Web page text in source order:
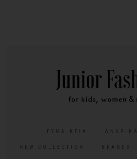
ΓΥΝΑΙΚΕΊΑ ΑΝΔΡΙΚΆ
NEW COLLECTION BRANDS